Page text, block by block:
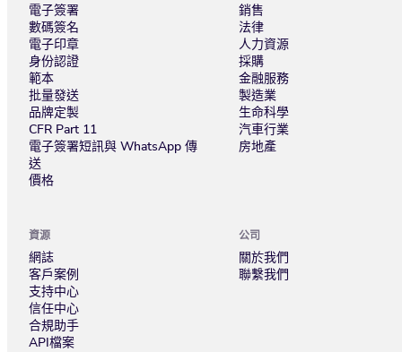
電子簽署
數碼簽名
電子印章
身份認證
範本
批量發送
品牌定製
CFR Part 11
電子簽署短訊與 WhatsApp 傳
送
價格
銷售
法律
人力資源
採購
金融服務
製造業
生命科學
汽車行業
房地產
資源
網誌
客戶案例
支持中心
信任中心
合規助手
API檔案
公司
關於我們
聯繫我們